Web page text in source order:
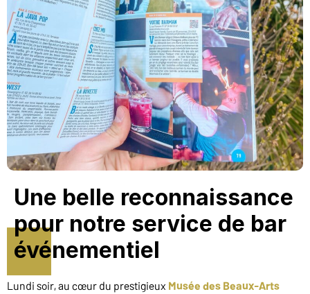
Une belle reconnaissance
pour notre service de bar
événementiel
Lundi soir, au cœur du prestigieux Musée des Beaux-Arts